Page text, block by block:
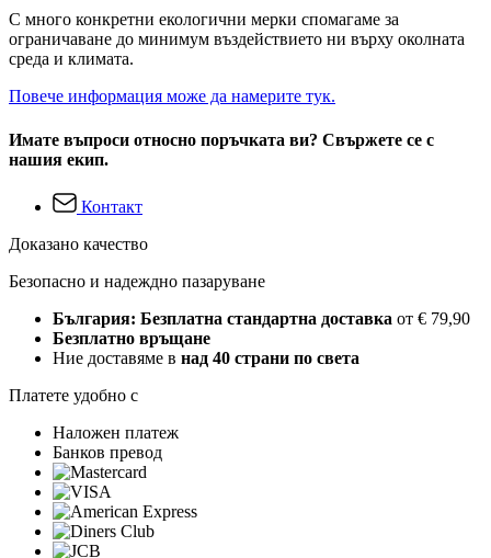
С много конкретни екологични мерки спомагаме за
ограничаване до минимум въздействието ни върху околната
среда и климата.
Повече информация може да намерите тук.
Имате въпроси относно поръчката ви? Свържете се с
нашия екип.
Контакт
Доказано качество
Безопасно и надеждно пазаруване
България: Безплатна стандартна доставка от € 79,90
Безплатно връщане
Ние доставяме в над 40 страни по света
Платете удобно с
Наложен платеж
Банков превод